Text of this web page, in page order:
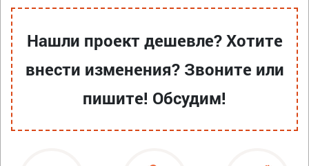
Нашли проект дешевле? Хотите
внести изменения? Звоните или
пишите! Обсудим!